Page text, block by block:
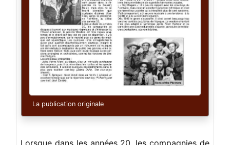
La publication originale